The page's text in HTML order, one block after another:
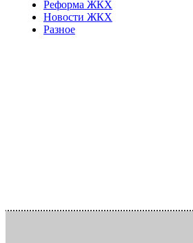
Реформа ЖКХ
Новости ЖКХ
Разное